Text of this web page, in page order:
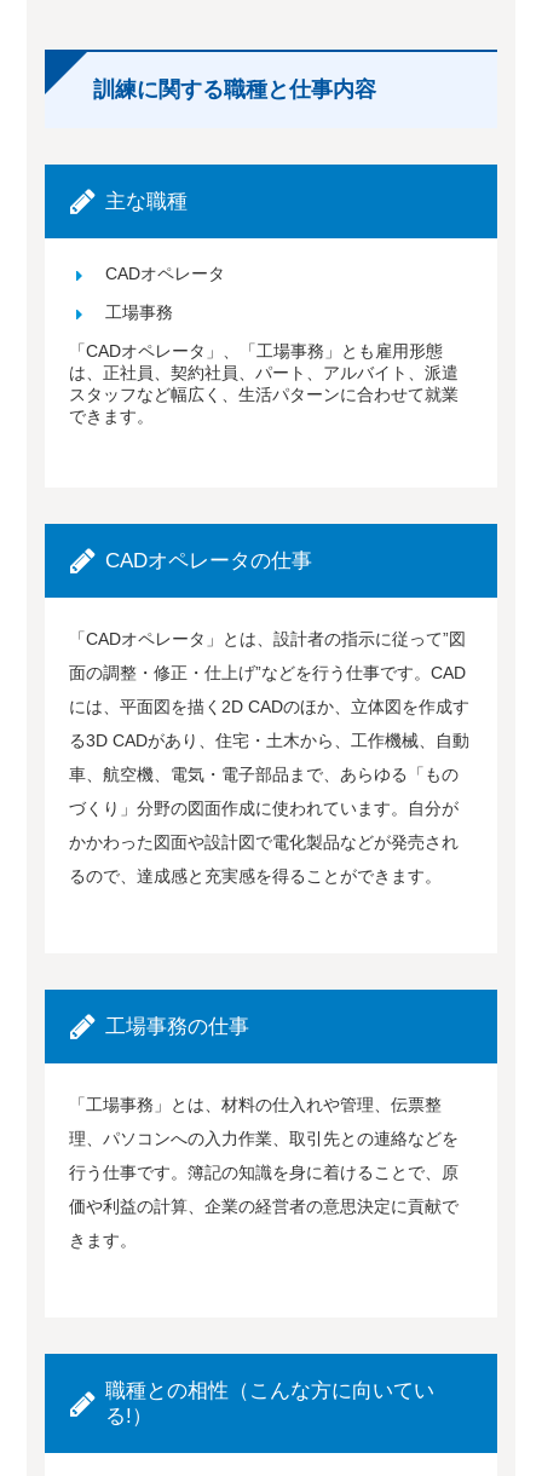
訓練に関する職種と仕事内容
主な職種
CADオペレータ
工場事務
「CADオペレータ」、「工場事務」とも雇用形態
は、正社員、契約社員、パート、アルバイト、派遣
スタッフなど幅広く、生活パターンに合わせて就業
できます。
CADオペレータの仕事
「CADオペレータ」とは、設計者の指示に従って”図
面の調整・修正・仕上げ”などを行う仕事です。CAD
には、平面図を描く2D CADのほか、立体図を作成す
る3D CADがあり、住宅・土木から、工作機械、自動
車、航空機、電気・電子部品まで、あらゆる「もの
づくり」分野の図面作成に使われています。自分が
かかわった図面や設計図で電化製品などが発売され
るので、達成感と充実感を得ることができます。
工場事務の仕事
「工場事務」とは、材料の仕入れや管理、伝票整
理、パソコンへの入力作業、取引先との連絡などを
行う仕事です。簿記の知識を身に着けることで、原
価や利益の計算、企業の経営者の意思決定に貢献で
きます。
職種との相性（こんな方に向いてい
る!）